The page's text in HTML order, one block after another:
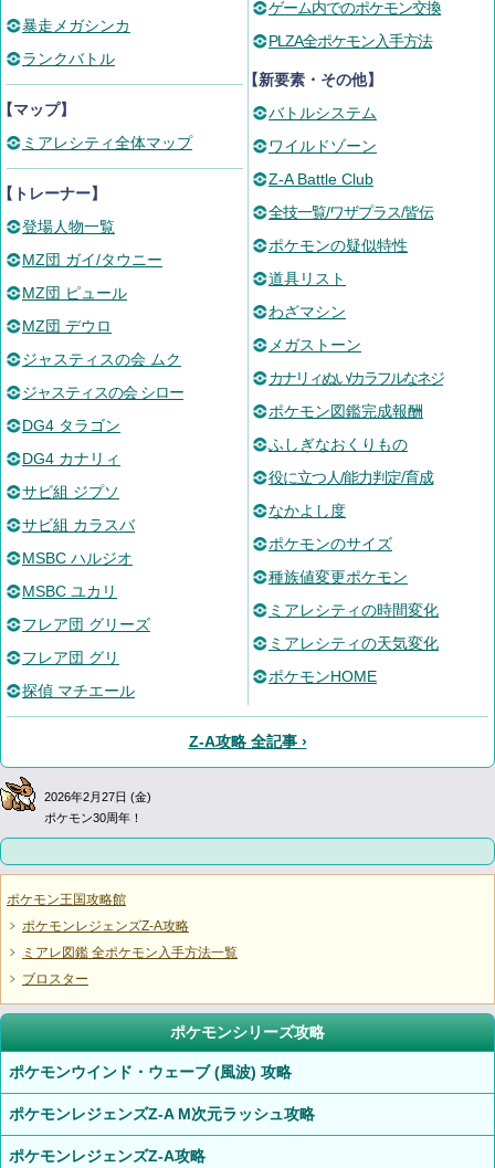
暴走メガシンカ
ランクバトル
マップ】
ミアレシティ全体マップ
トレーナー】
登場人物一覧
MZ団 ガイ/タウニー
MZ団 ピュール
MZ団 デウロ
ジャスティスの会 ムク
ジャスティスの会 シロー
DG4 タラゴン
DG4 カナリィ
サビ組 ジプソ
サビ組 カラスバ
MSBC ハルジオ
MSBC ユカリ
フレア団 グリーズ
フレア団 グリ
探偵 マチエール
ゲーム内でのポケモン交換
PLZA全ポケモン入手方法
【新要素・その他】
バトルシステム
ワイルドゾーン
Z-A Battle Club
全技一覧/ワザプラス/皆伝
ポケモンの疑似特性
道具リスト
わざマシン
メガストーン
カナリィぬい/カラフルなネジ
ポケモン図鑑完成報酬
ふしぎなおくりもの
役に立つ人/能力判定/育成
なかよし度
ポケモンのサイズ
種族値変更ポケモン
ミアレシティの時間変化
ミアレシティの天気変化
ポケモンHOME
Z-A攻略 全記事 ›
2026年2月27日 (金)
ポケモン30周年！
ポケモン王国攻略館
ポケモンレジェンズZ-A攻略
ミアレ図鑑 全ポケモン入手方法一覧
ブロスター
ポケモンシリーズ攻略
ポケモンウインド・ウェーブ (風波) 攻略
ポケモンレジェンズZ-A M次元ラッシュ攻略
ポケモンレジェンズZ-A攻略